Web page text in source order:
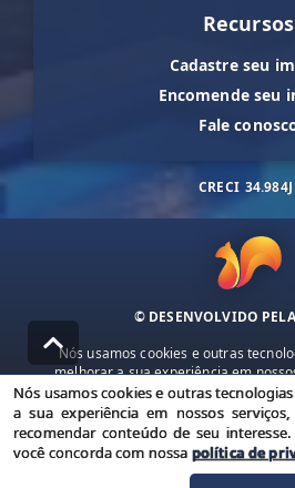
Recursos
Cadastre seu
Encomende seu
Fale
CRECI 34.984J
© DESENVOLVIDO PELA
Nós usamos cookies e outras
melhorar a sua experiência em
publicidade e recomendar conteúdo
nossos serviços, você concorda com
termos de uso.
Política de Privacidade
Nós usamos cookies e outras
a sua experiência em nossos
recomendar conteúdo de seu
você concorda com nossa política de